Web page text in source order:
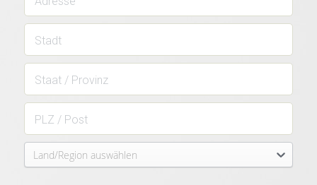
Land/Region auswählen